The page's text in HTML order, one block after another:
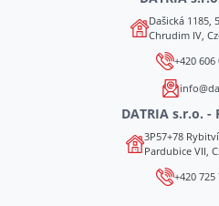
Dašická 1185,
Chrudim IV,
+420 606
DATRIA s.r.o.
3P57+78 Rybitví
Pardubice VII,
+420 725